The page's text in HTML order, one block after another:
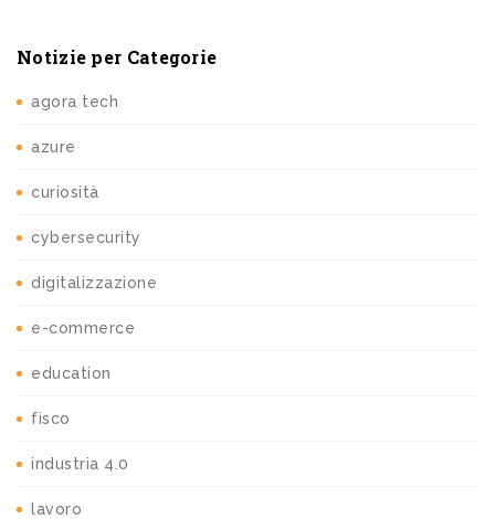
Notizie per Categorie
agora tech
azure
curiosità
cybersecurity
digitalizzazione
e-commerce
education
fisco
industria 4.0
lavoro